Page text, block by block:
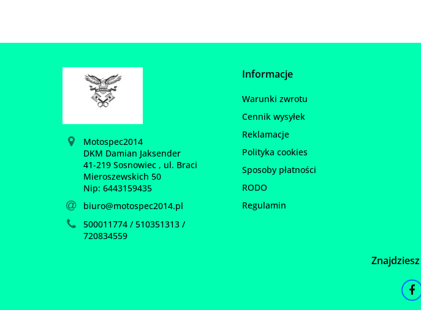
Motospec2014
DKM Damian Jaksender
41-219 Sosnowiec , ul. Braci
Mieroszewskich 50
Nip: 6443159435
biuro@motospec2014.pl
500011774 / 510351313 /
720834559
Informacje
Warunki zwrotu
Cennik wysyłek
Reklamacje
Polityka cookies
Sposoby płatności
RODO
Regulamin